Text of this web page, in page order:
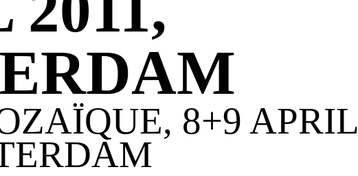
8+9 APRIL